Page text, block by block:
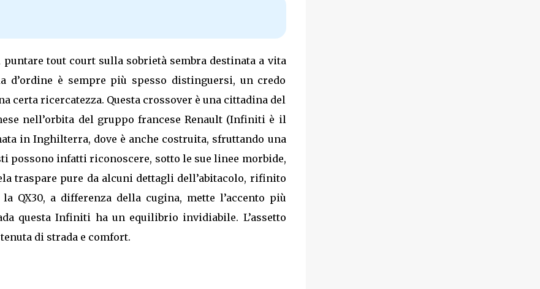
tout court sulla sobrietà sembra destinata a vita
d’ordine è sempre più spesso distinguersi, un credo
certa ricercatezza. Questa crossover è una cittadina del
nell’orbita del gruppo francese Renault (Infiniti è il
in Inghilterra, dove è anche costruita, sfruttando una
possono infatti riconoscere, sotto le sue linee morbide,
traspare pure da alcuni dettagli dell’abitacolo, rifinito
QX30, a differenza della cugina, mette l’accento più
questa Infiniti ha un equilibrio invidiabile. L’assetto
di strada e comfort.